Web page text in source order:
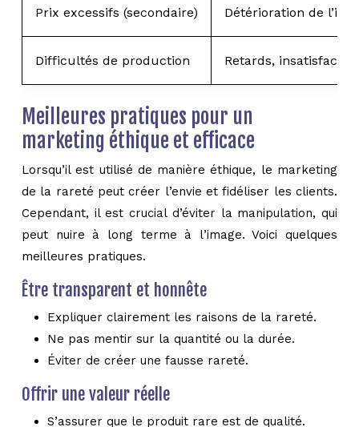
Prix excessifs (secondaire) Détérioration de
Difficultés de production Retards,
Meilleures pratiques pour un
marketing éthique et efficace
Lorsqu’il est utilisé de manière éthique, le marketing
de la rareté peut créer l’envie et fidéliser les clients.
Cependant, il est crucial d’éviter la manipulation, qui
peut nuire à long terme à l’image. Voici quelques
meilleures pratiques.
Être transparent et honnête
Expliquer clairement les raisons de la rareté.
Ne pas mentir sur la quantité ou la durée.
Éviter de créer une fausse rareté.
Offrir une valeur réelle
S’assurer que le produit rare est de qualité.